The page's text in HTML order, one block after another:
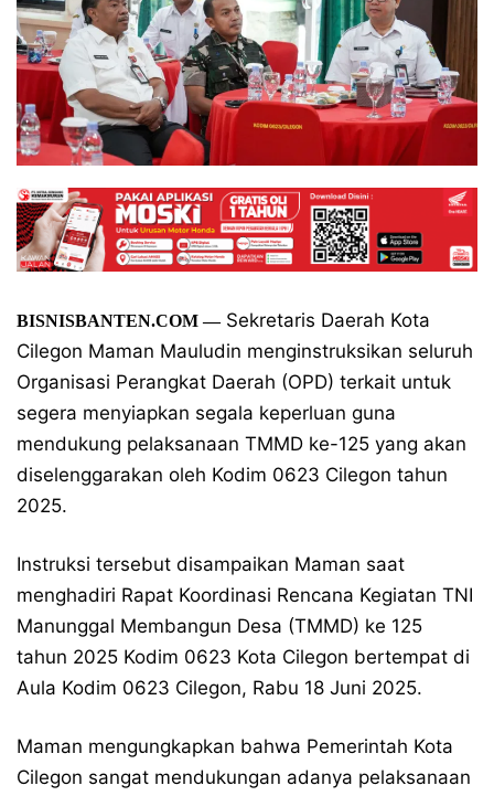
BISNISBANTEN.COM —Sekretaris Daerah Kota
Cilegon Maman Mauludin menginstruksikan seluruh
Organisasi Perangkat Daerah (OPD) terkait untuk
segera menyiapkan segala keperluan guna
mendukung pelaksanaan TMMD ke-125 yang akan
diselenggarakan oleh Kodim 0623 Cilegon tahun
2025.
Instruksi tersebut disampaikan Maman saat
menghadiri Rapat Koordinasi Rencana Kegiatan TNI
Manunggal Membangun Desa (TMMD) ke 125
tahun 2025 Kodim 0623 Kota Cilegon bertempat di
Aula Kodim 0623 Cilegon, Rabu 18 Juni 2025.
Maman mengungkapkan bahwa Pemerintah Kota
Cilegon sangat mendukungan adanya pelaksanaan